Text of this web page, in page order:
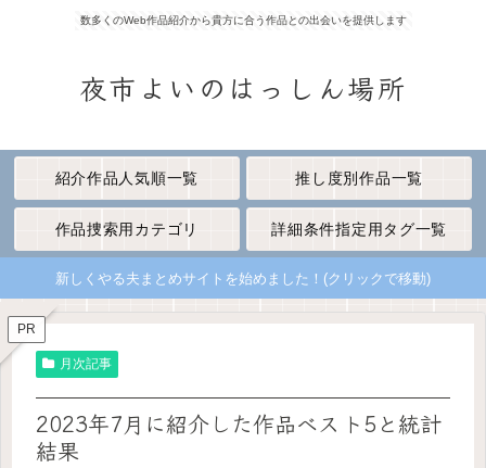
数多くのWeb作品紹介から貴方に合う作品との出会いを提供します
夜市よいのはっしん場所
紹介作品人気順一覧 推し度別作品一覧
作品捜索用カテゴリ 詳細条件指定用タグ一覧
新しくやる夫まとめサイトを始めました！(クリックで移動)
PR
月次記事
2023年7月に紹介した作品ベスト5と統計
結果